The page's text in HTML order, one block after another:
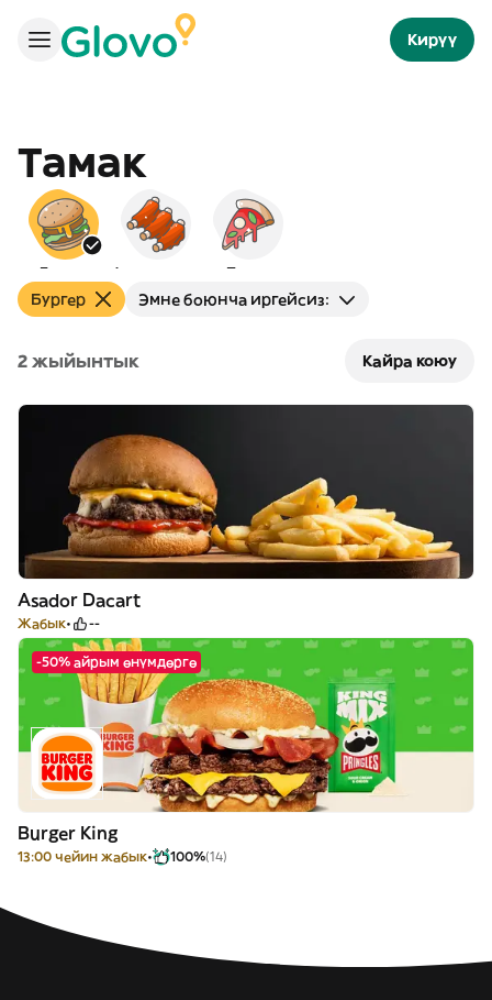
Кирүү
Тамак
Бургер Америкалык Пицца
Бургер Эмне боюнча иргейсиз:
2 жыйынтык Кайра коюу
Asador Dacart
Жабык --
-50% айрым өнүмдөргө
Burger King
13:00 чейин жабык 100%(14)